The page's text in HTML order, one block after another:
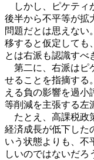
しかし、ピケティ
後半から不平等が拡
問題だとは思えない
移すると仮定しても
とは右派も認識すべ
第二に、右派はピ
せることを指摘する
える負の影響を過小
等削減を主張する左
たとえ、高課税政
経済成長が低下した
いう状態よりも、不
しいのではないだ